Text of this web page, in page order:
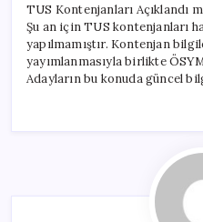
TUS Kontenjanları Açıklandı
Şu an için TUS kontenjanları
yapılmamıştır. Kontenjan
yayımlanmasıyla birlikte
Adayların bu konuda güncel